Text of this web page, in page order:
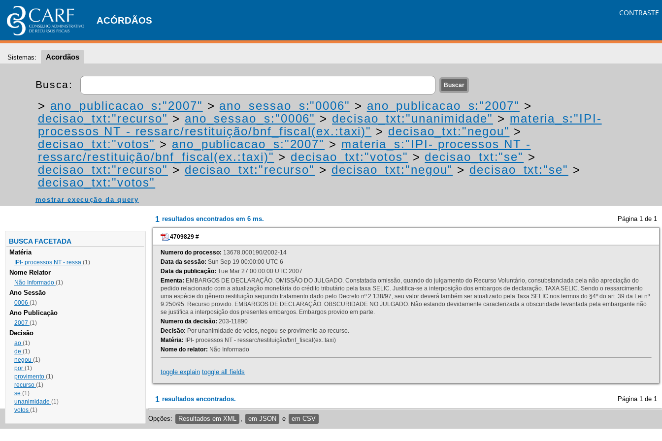
ACÓRDÃOS
CONTRASTE
Sistemas: Acordãos
Busca:
> ano_publicacao_s:"2007" > ano_sessao_s:"0006" > ano_publicacao_s:"2007" >
decisao_txt:"recurso" > ano_sessao_s:"0006" > decisao_txt:"unanimidade" > materia_s:"IPI-
processos NT - ressarc/restituição/bnf_fiscal(ex.:taxi)" > decisao_txt:"negou" >
decisao_txt:"votos" > ano_publicacao_s:"2007" > materia_s:"IPI- processos NT -
ressarc/restituição/bnf_fiscal(ex.:taxi)" > decisao_txt:"votos" > decisao_txt:"se" >
decisao_txt:"recurso" > decisao_txt:"recurso" > decisao_txt:"negou" > decisao_txt:"se" >
decisao_txt:"votos"
mostrar execução da query
BUSCA FACETADA
Matéria
IPI- processos NT - ressa (1)
Nome Relator
Não Informado (1)
Ano Sessão
0006 (1)
Ano Publicação
2007 (1)
Decisão
ao (1)
de (1)
negou (1)
por (1)
provimento (1)
recurso (1)
se (1)
unanimidade (1)
votos (1)
1 resultados encontrados em 6 ms. Página 1 de 1
4709829 #
Numero do processo: 13678.000190/2002-14
Data da sessão: Sun Sep 19 00:00:00 UTC 6
Data da publicação: Tue Mar 27 00:00:00 UTC 2007
Ementa: EMBARGOS DE DECLARAÇÃO. OMISSÃO DO JULGADO. Constatada omissão, quando do julgamento do Recurso Voluntário, consubstanciada pela não apreciação do
pedido relacionado com a atualização monetária do crédito tributário pela taxa SELIC. Justifica-se a interposição dos embargos de declaração. TAXA SELIC. Sendo o ressarcimento
uma espécie do gênero restituição segundo tratamento dado pelo Decreto nº 2.138/97, seu valor deverá também ser atualizado pela Taxa SELIC nos termos do §4º do art. 39 da Lei nº
9.250/95. Recurso provido. EMBARGOS DE DECLARAÇÃO. OBSCURIDADE NO JULGADO. Não estando devidamente caracterizada a obscuridade levantada pela embargante não
se justifica a interposição dos presentes embargos. Embargos provido em parte.
Numero da decisão: 203-11890
Decisão: Por unanimidade de votos, negou-se provimento ao recurso.
Matéria: IPI- processos NT - ressarc/restituição/bnf_fiscal(ex.:taxi)
Nome do relator: Não Informado
toggle explain toggle all fields
1 resultados encontrados. Página 1 de 1
Opções: Resultados em XML em JSON e em CSV